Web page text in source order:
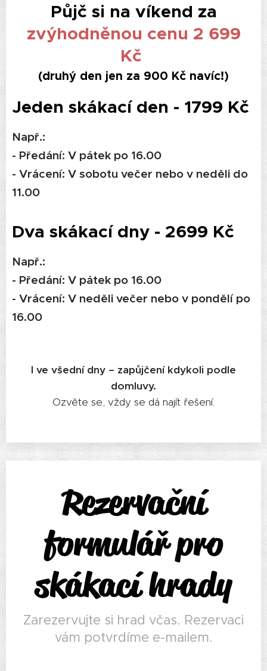
Půjč si na víkend za
zvýhodněnou cenu 2 699
Kč
(druhý den jen za 900 Kč navíc!)
Jeden skákací den - 1799 Kč
Např.:
- Předání: V pátek po 16.00
- Vrácení: V sobotu večer nebo v neděli do
11.00
Dva skákací dny - 2699 Kč
Např.:
- Předání: V pátek po 16.00
- Vrácení: V neděli večer nebo v pondělí po
16.00
I ve všední dny – zapůjčení kdykoli podle
domluvy.
Ozvěte se, vždy se dá najít řešení.
Rezervační
formulář pro
skákací hrady
Zarezervujte si hrad včas. Rezervaci
vám potvrdíme e-mailem.